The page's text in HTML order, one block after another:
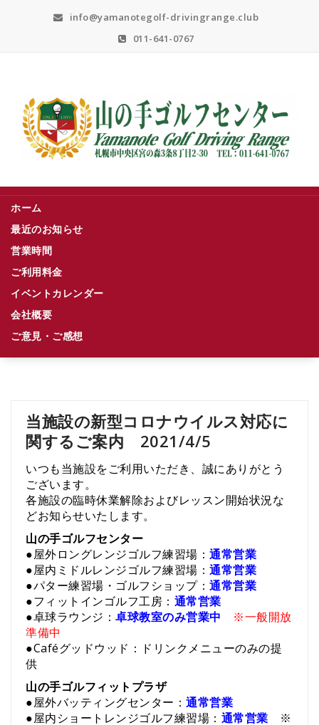
info@yamanotegolf-drivingrange.club
011-641-0767
ホーム
最近のお知らせ
営業時間
ご利用料金
イベントカレンダー
会社概要
ご意見・ご感想
当施設の新型コロナウイルス対応に
関するご案内 2021/4/5
いつも当施設をご利用いただき、誠にありがとう
ございます。
各施設の臨時休業解除およびレッスン開始状況な
どお知らせいたします。
山の手ゴルフセンター
●屋外ロングレンジゴルフ練習場： 通常営業
●屋内ミドルレンジゴルフ練習場： 通常営業
●パター練習場・ゴルフショップ： 通常営業
●フィットインゴルフ工房： 通常営業
●卓球ラウンジ： 卓球教室のみ営業中
※一般開放
準備中
●Caféグッドウッド： ドリンクメニューのみの提
供
山の手ゴルフィットプラザ
●屋外バッティングセンター： 通常営業
●屋内ショートレンジゴルフ練習場： 通常営業 ※